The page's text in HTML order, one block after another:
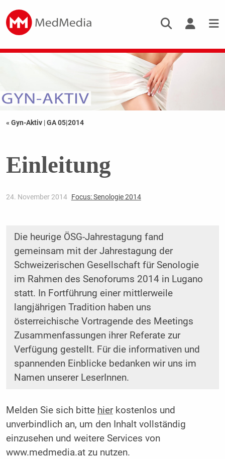
« Gyn-Aktiv |GA 05|2014
Einleitung
24. November 2014 Focus: Senologie 2014
Die heurige ÖSG-Jahrestagung fand
gemeinsam mit der Jahrestagung der
Schweizerischen Gesellschaft für Senologie
im Rahmen des Senoforums 2014 in Lugano
statt. In Fortführung einer mittlerweile
langjährigen Tradition haben uns
österreichische Vortragende des Meetings
Zusammenfassungen ihrer Referate zur
Verfügung gestellt. Für die informativen und
spannenden Einblicke bedanken wir uns im
Namen unserer LeserInnen.
Melden Sie sich bitte hierkostenlos und
unverbindlich an, um den Inhalt vollständig
einzusehen und weitere Services von
www.medmedia.at zu nutzen.